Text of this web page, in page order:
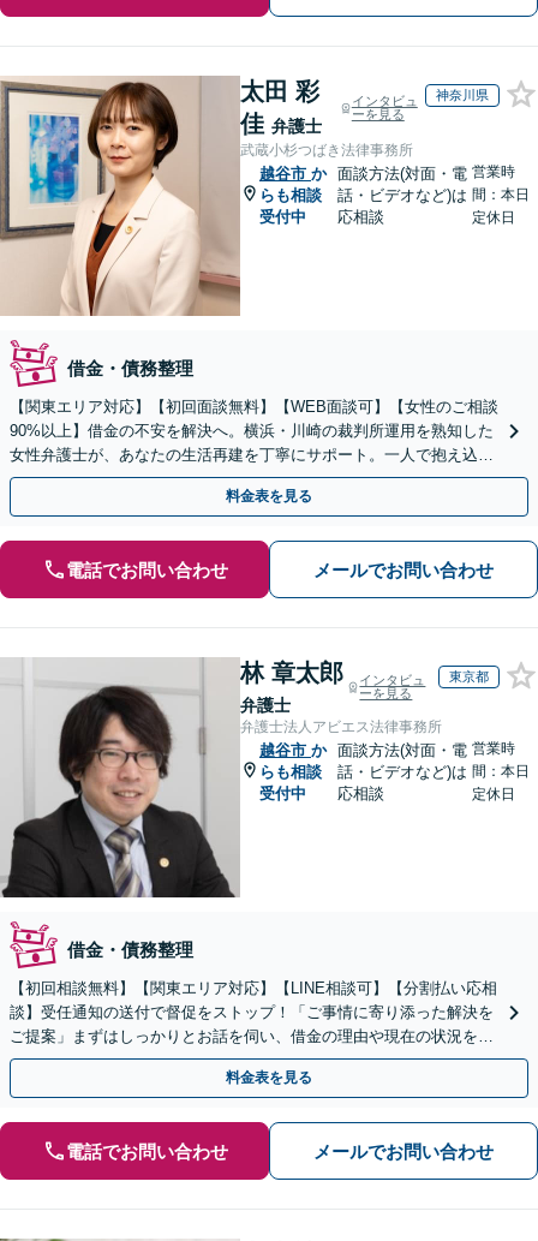
太田 彩
佳 弁護士
インタビュ
ーを見る
神奈川県
武蔵小杉つばき法律事務所
越谷市 か
らも相談
受付中
面談方法(対面・電
話・ビデオなど)は
応相談
営業時
間：本日
定休日
借金・債務整理
【関東エリア対応】【初回面談無料】【WEB面談可】【女性のご相談
90%以上】借金の不安を解決へ。横浜・川崎の裁判所運用を熟知した
女性弁護士が、あなたの生活再建を丁寧にサポート。一人で抱え込ま
ず、新しい人生への一歩をここから踏み出しませんか。
料金表を見る
電話でお問い合わせ メールでお問い合わせ
林 章太郎
弁護士
インタビュ
ーを見る
東京都
弁護士法人アビエス法律事務所
越谷市 か
らも相談
受付中
面談方法(対面・電
話・ビデオなど)は
応相談
営業時
間：本日
定休日
借金・債務整理
【初回相談無料】【関東エリア対応】【LINE相談可】【分割払い応相
談】受任通知の送付で督促をストップ！「ご事情に寄り添った解決を
ご提案」まずはしっかりとお話を伺い、借金の理由や現在の状況を丁
寧にお聞きするので、ぜひお気軽にご相談ください。
料金表を見る
電話でお問い合わせ メールでお問い合わせ